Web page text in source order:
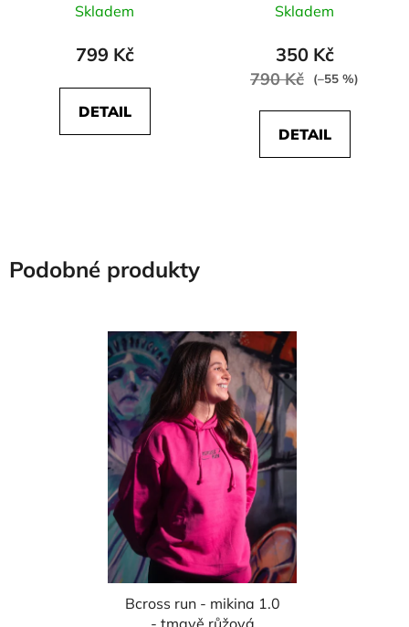
Skladem
799 Kč
DETAIL
hodnocení
produktu
5
Skladem
350 Kč
790 Kč (–55 %)
DETAIL
Podobné produkty
Bcross run - mikina 1.0
- tmavě růžová